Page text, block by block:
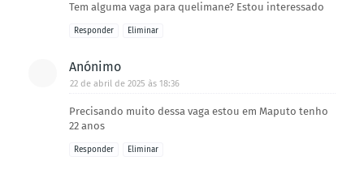
Tem alguma vaga para quelimane? Estou interessado
Responder Eliminar
Anónimo
22 de abril de 2025 às 18:36
Precisando muito dessa vaga estou em Maputo tenho
22 anos
Responder Eliminar